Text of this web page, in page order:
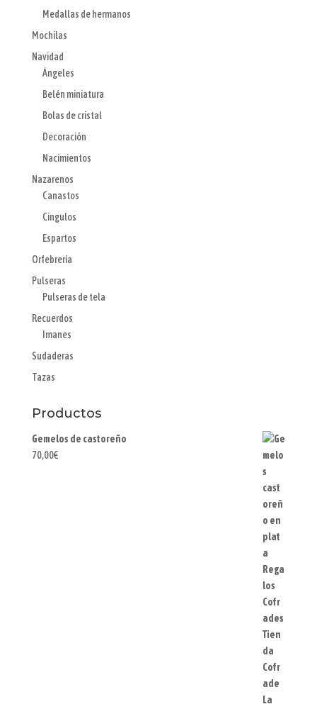
Medallas de hermanos
Mochilas
Navidad
Ángeles
Belén miniatura
Bolas de cristal
Decoración
Nacimientos
Nazarenos
Canastos
Cingulos
Espartos
Orfebrería
Pulseras
Pulseras de tela
Recuerdos
Imanes
Sudaderas
Tazas
Productos
Gemelos de castoreño
70,00€